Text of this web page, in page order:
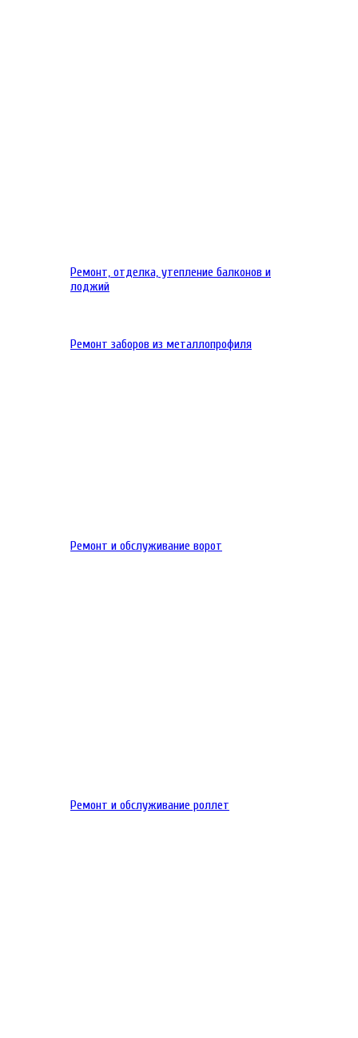
Ремонт, отделка, утепление балконов и
лоджий
Ремонт заборов из металлопрофиля
Ремонт и обслуживание ворот
Ремонт и обслуживание роллет